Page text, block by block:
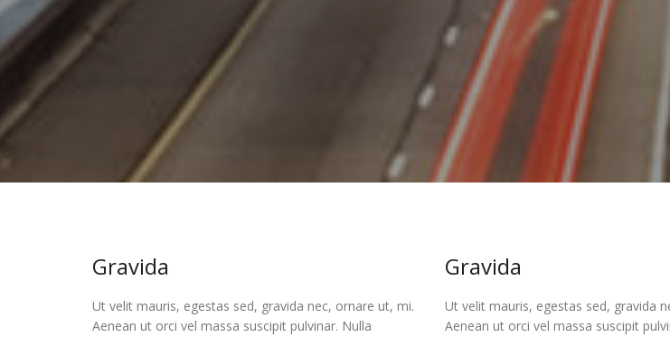
Gravida
Ut velit mauris, egestas sed, gravida nec, ornare ut, mi.
Aenean ut orci vel massa suscipit pulvinar. Nulla
Gravida
Ut velit mauris, egestas sed, gravida
Aenean ut orci vel massa suscipit